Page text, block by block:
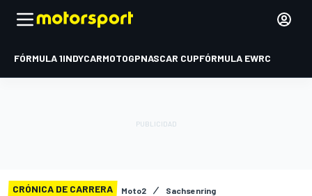
FÓRMULA 1INDYCARMOTOGPNASCAR CUPFÓRMULA EWRC
CRÓNICA DE CARRERA Moto2 Sachsenring